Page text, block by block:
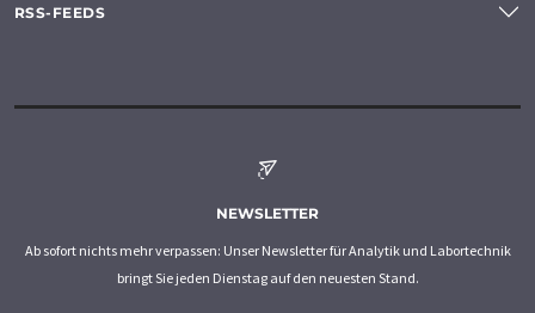
RSS-FEEDS
NEWSLETTER
Ab sofort nichts mehr verpassen: Unser Newsletter für Analytik und Labortechnik
bringt Sie jeden Dienstag auf den neuesten Stand.